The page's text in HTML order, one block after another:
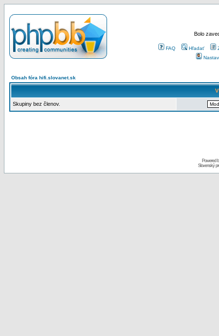
Bolo
FAQ Hľadať
Obsah fóra hifi.slovanet.sk
Skupiny bez členov.
Powered
Slovenský